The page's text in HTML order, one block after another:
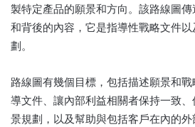
製特定產品的願景和方向。 該路線圖
和背後的內容，它是指導性戰略文件
劃。
路線圖有幾個目標，包括描述願景和
導文件、讓內部利益相關者保持一致
景規劃，以及幫助與包括客戶在內的